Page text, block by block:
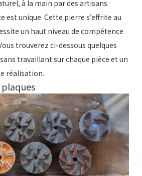
à la main par des artisans
est unique. Cette pierre s’effrite au
un haut niveau de compétence
trouverez ci-dessous quelques
travaillant sur chaque pièce et un
réalisation.